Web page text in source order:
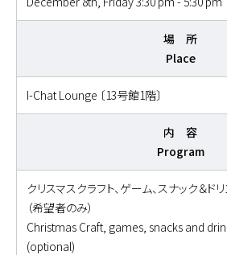
場 所
Place
I-Chat Lounge 〔13号館1階〕
内 容
Program
クリスマスクラフト、ゲーム、スナック＆ド
（希望者のみ）
Christmas Craft, games, snacks and
(optional)